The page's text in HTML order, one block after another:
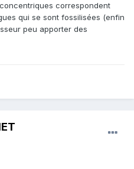
correspondent
qui se sont fossilisées (enfin
peu apporter des